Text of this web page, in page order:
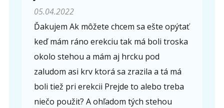
05.04.2022
Ďakujem Ak môžete chcem sa ešte opýtať
keď mám ráno erekciu tak má boli troska
okolo stehou a mám aj hrcku pod
zaludom asi krv ktorá sa zrazila a tá má
boli tiež pri erekcii Prejde to alebo treba
niečo použiť? A ohľadom tých stehou